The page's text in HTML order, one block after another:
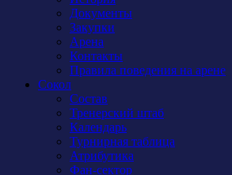
Документы
Закупки
Арена
Контакты
Правила поведения на арене
Сокол
Состав
Тренерский штаб
Календарь
Турнирная таблица
Атрибутика
Фан-сектор